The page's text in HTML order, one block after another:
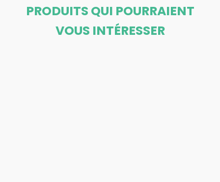
PRODUITS QUI POURRAIENT
VOUS INTÉRESSER